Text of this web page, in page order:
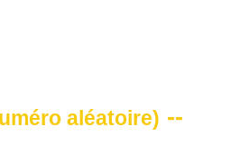
aléatoire) --